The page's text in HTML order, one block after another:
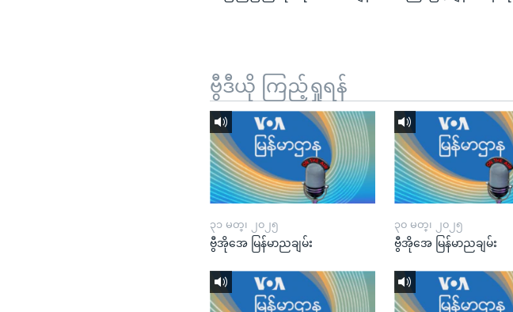
ဗွီဒီယို ကြည့်ရှုရန်
၃၁ မတ္၊ ၂၀၂၅
ဗွီအိုအေ မြန်မာညချမ်း
၃၀ မတ္၊ ၂၀၂၅
ဗွီအိုအေ မြန်မာညချမ်း